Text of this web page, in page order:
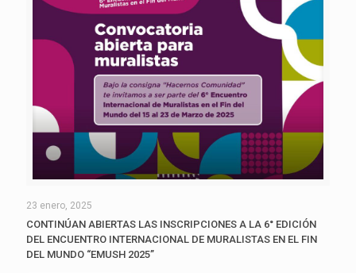
23 enero, 2025
CONTINÚAN ABIERTAS LAS INSCRIPCIONES A LA 6° EDICIÓN
DEL ENCUENTRO INTERNACIONAL DE MURALISTAS EN EL FIN
DEL MUNDO “EMUSH 2025”